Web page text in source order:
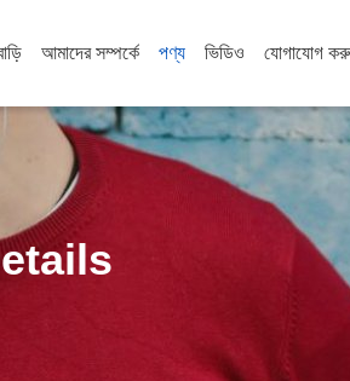
আমাদের সম্পর্কে পণ্য ভিডিও যোগাযোগ